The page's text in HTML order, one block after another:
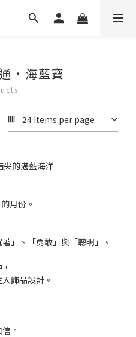
‧海藍寶
24 Items per page
的湛藍海洋
月份。
」、「勇敢」與「聰明」。
飾品設計。
。